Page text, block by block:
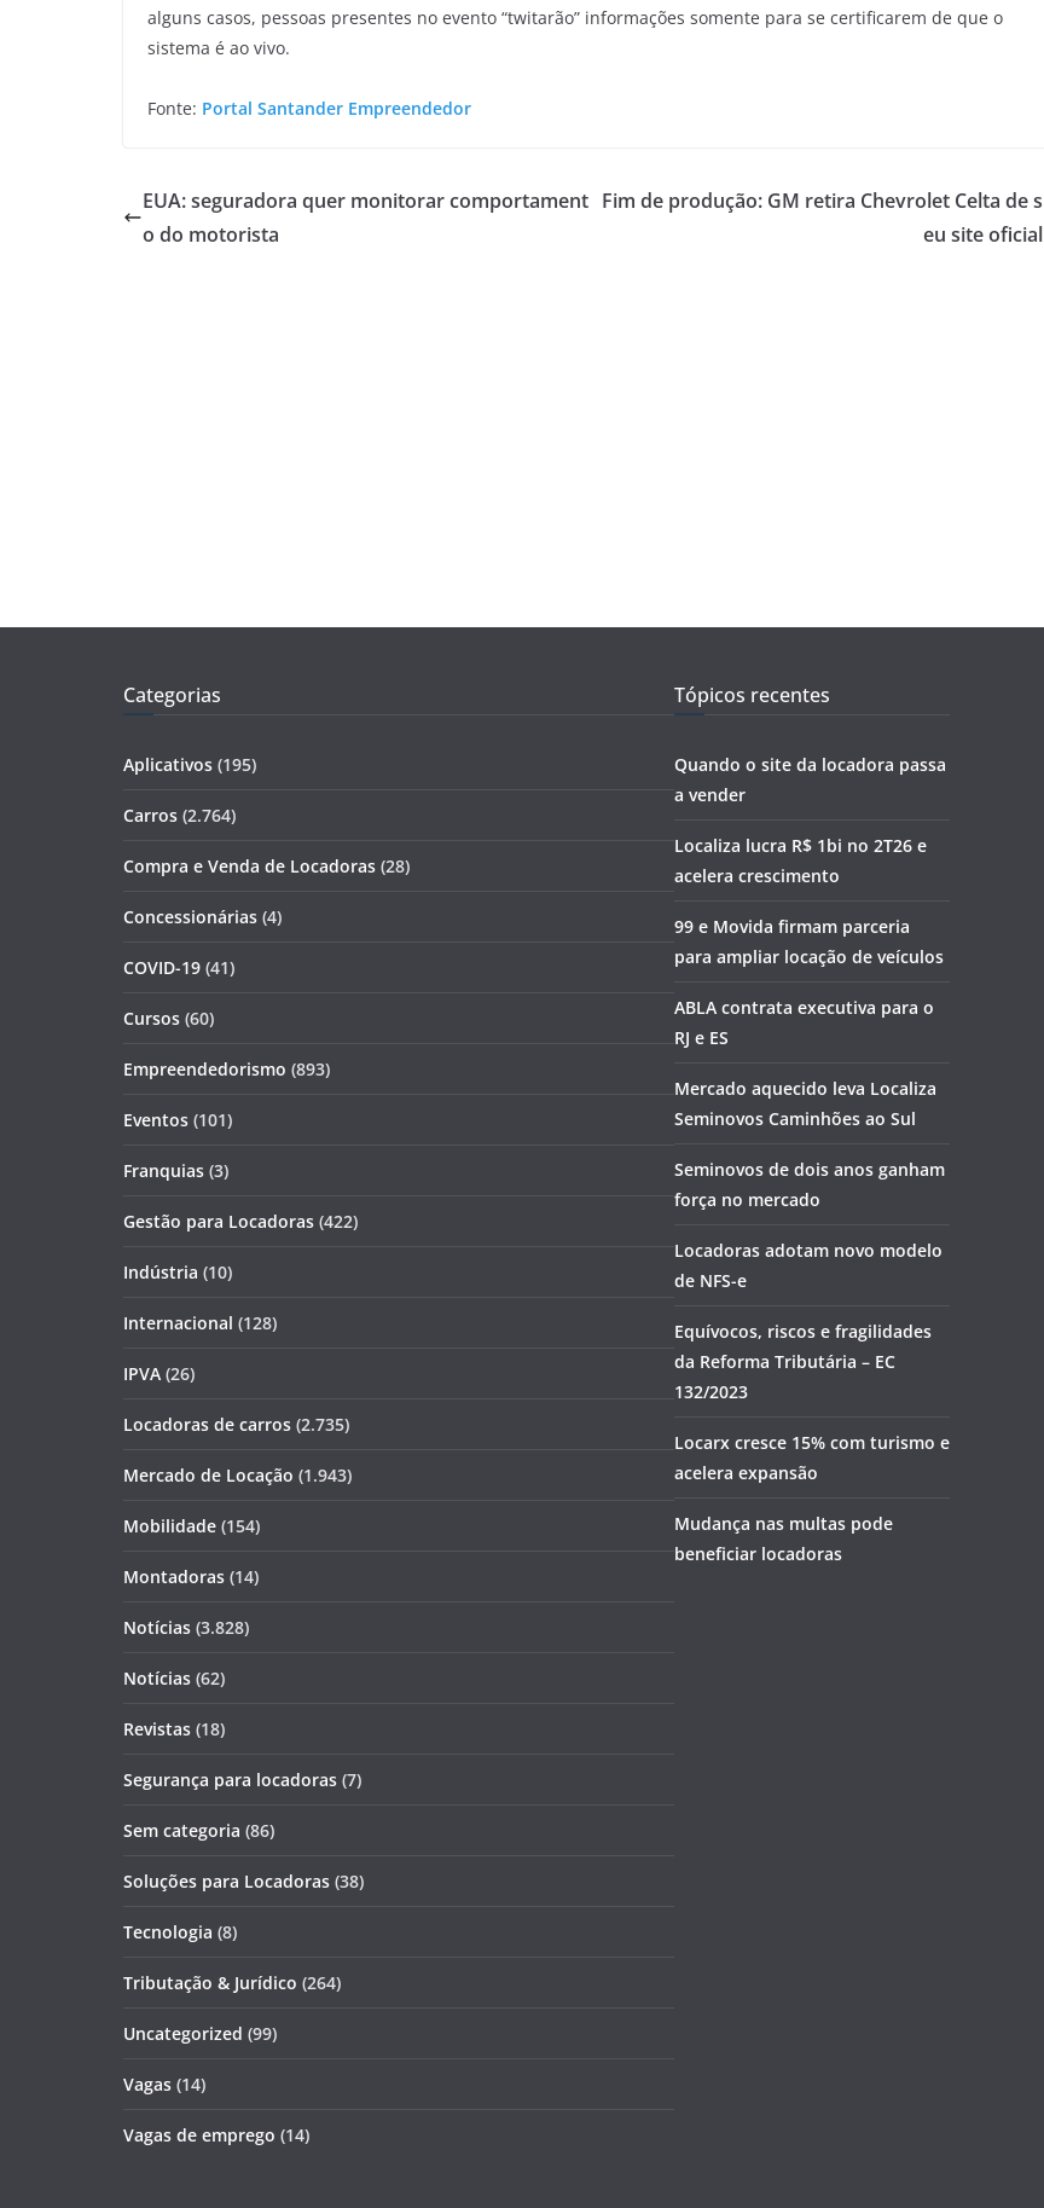
alguns casos, pessoas presentes no evento “twitarão” informações somente para se certificarem de que o
sistema é ao vivo.
Fonte: Portal Santander Empreendedor
EUA: seguradora quer monitorar comportament
o do motorista
Fim de produção: GM retira Chevrolet Celta de s
eu site oficial
Categorias
Aplicativos (195)
Carros (2.764)
Compra e Venda de Locadoras (28)
Concessionárias (4)
COVID-19 (41)
Cursos (60)
Empreendedorismo (893)
Eventos (101)
Franquias (3)
Gestão para Locadoras (422)
Indústria (10)
Internacional (128)
IPVA (26)
Locadoras de carros (2.735)
Mercado de Locação (1.943)
Mobilidade (154)
Montadoras (14)
Notícias (3.828)
Notícias (62)
Revistas (18)
Segurança para locadoras (7)
Sem categoria (86)
Soluções para Locadoras (38)
Tecnologia (8)
Tributação & Jurídico (264)
Uncategorized (99)
Vagas (14)
Vagas de emprego (14)
Tópicos recentes
Quando o site da locadora passa
a vender
Localiza lucra R$ 1bi no 2T26 e
acelera crescimento
99 e Movida firmam parceria
para ampliar locação de veículos
ABLA contrata executiva para o
RJ e ES
Mercado aquecido leva Localiza
Seminovos Caminhões ao Sul
Seminovos de dois anos ganham
força no mercado
Locadoras adotam novo modelo
de NFS-e
Equívocos, riscos e fragilidades
da Reforma Tributária – EC
132/2023
Locarx cresce 15% com turismo e
acelera expansão
Mudança nas multas pode
beneficiar locadoras